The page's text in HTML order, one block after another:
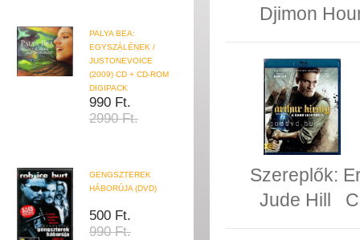
PALYA BEA:
EGYSZÁLÉNEK /
JUSTONEVOICE
(2009) CD + CD-ROM
DIGIPACK
990 Ft.
2990 Ft.
GENGSZTEREK
HÁBORÚJA (DVD)
500 Ft.
990 Ft.
Djimon
Szereplők:
Jude Hill